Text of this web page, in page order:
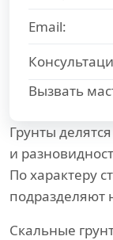
Email:
Вызвать
Грунты
и
По характеру
подразделяют
Скальные